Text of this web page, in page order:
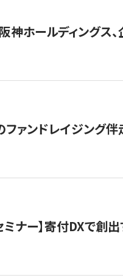
神ホールディングス
ァンドレイジング
ナー】寄付DXで創